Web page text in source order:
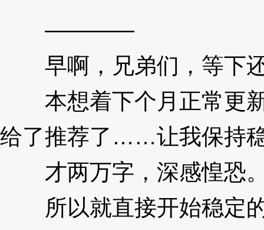
————
早啊，兄弟们，等下
本想着下个月正常更新
给了推荐了……让我保持
才两万字，深感惶恐
所以就直接开始稳定